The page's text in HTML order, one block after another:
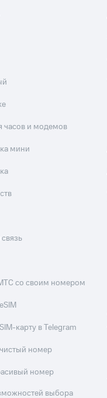
часов и модемов
мини
со своим номером
карту в Telegram
номер
номер
выбора